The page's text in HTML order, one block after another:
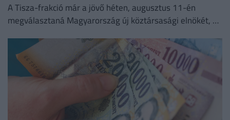
A Tisza-frakció már a jövő héten, augusztus 11-én
megválasztaná Magyarország új köztársasági elnökét, az
Országgyűlésnek.